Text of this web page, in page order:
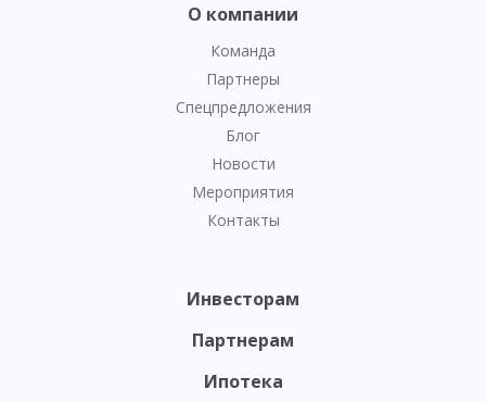
О компании
Команда
Партнеры
Спецпредложения
Блог
Новости
Мероприятия
Контакты
Инвесторам
Партнерам
Ипотека